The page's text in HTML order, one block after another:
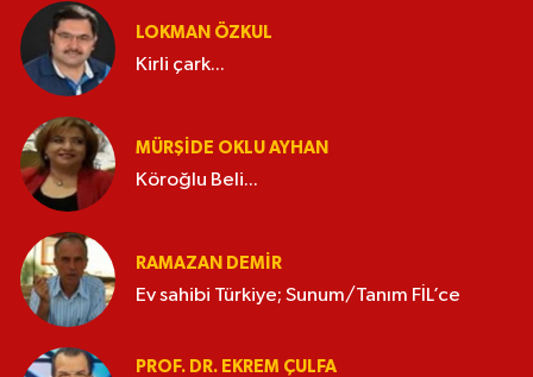
LOKMAN ÖZKUL
Kirli çark...
MÜRŞIDE OKLU AYHAN
Köroğlu Beli...
RAMAZAN DEMİR
Ev sahibi Türkiye; Sunum/Tanım FİL’ce
PROF. DR. EKREM ÇULFA